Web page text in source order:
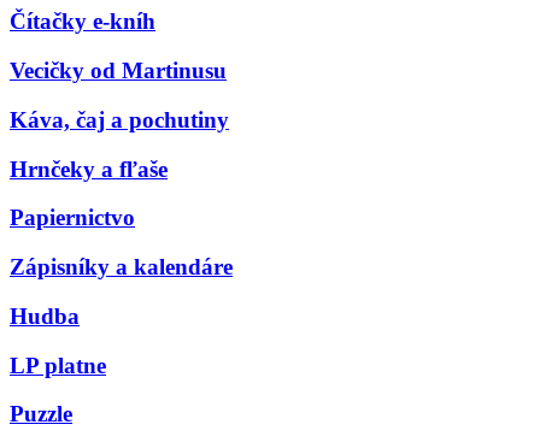
Čítačky e-kníh
Vecičky od Martinusu
Káva, čaj a pochutiny
Hrnčeky a fľaše
Papiernictvo
Zápisníky a kalendáre
Hudba
LP platne
Puzzle